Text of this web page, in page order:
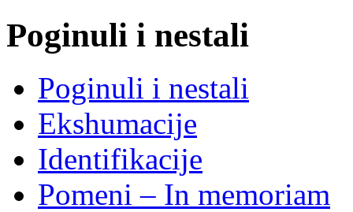
Poginuli i nestali
Poginuli i nestali
Ekshumacije
Identifikacije
Pomeni – In memoriam